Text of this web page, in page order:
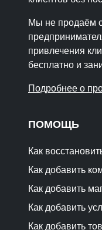
Мы не продаём
привлечения
бесплатно и
Подробнее о
ПОМОЩЬ
Как
Как добавить
Как добавить
Как добавить
Как добавить